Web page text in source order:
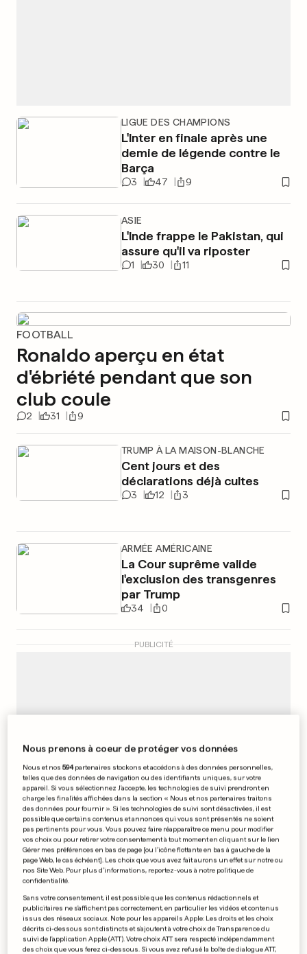
LIGUE DES CHAMPIONS
L'Inter en finale après une
demie de légende contre le
Barça
3 47 9
ASIE
L'Inde frappe le Pakistan, qui
assure qu'il va riposter
1 30 11
FOOTBALL
Ronaldo aperçu en état
d'ébriété pendant que son
club coule
2 31 9
TRUMP À LA MAISON-BLANCHE
Cent jours et des
déclarations déjà cultes
3 12 3
ARMÉE AMÉRICAINE
La Cour suprême valide
l'exclusion des transgenres
par Trump
34 0
PUBLICITÉ
NOUVELLES TECHNOLOGIES
Des robots de combat dans
l'armée française «d'ici à trois
ans»
1 1 4
Nous prenons à coeur de protéger vos données
Nous et nos594partenaires stockons et accédons à des données personnelles,
telles que des données de navigation ou des identifiants uniques, sur votre
appareil. Si vous sélectionnez J'accepte, les technologies de suivi prendront en
charge les finalités affichées dans la section « Nous et nos partenaires traitons
des données pour fournir ». Si les technologies de suivi sont désactivées, il est
possible que certains contenus et annonces qui vous sont présentés ne soient
pas pertinents pour vous. Vous pouvez faire réapparaître ce menu pour modifier
vos choix ou pour retirer votre consentement à tout moment en cliquant sur le lien
Gérer mes préférences en bas de page [ou l'icône flottante en bas à gauche de la
page Web, le cas échéant]. Les choix que vous avez fait aurons un effet sur notre ou
nos Site Web. Pour plus d’informations, reportez-vous à notre politique de
confidentialité.
Sans votre consentement, il est possible que les contenus rédactionnels et
publicitaires ne s'affichent pas correctement, en particulier les vidéos et contenus
issus des réseaux sociaux. Note pour les appareils Apple: Les droits et les choix
décrits ci-dessous sont distincts et s'ajoutent à votre choix de Transparence du
suivi de l'application Apple (ATT). Votre choix ATT sera respecté indépendamment
des choix que vous ferez ci-dessous. Si vous avez refusé la boîte de dialogue ATT,